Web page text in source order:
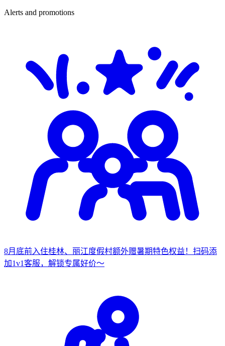
Alerts and promotions
8月底前入住桂林、丽江度假村额外赠暑期特色权益！ 扫码添
加1v1客服，解锁专属好价～